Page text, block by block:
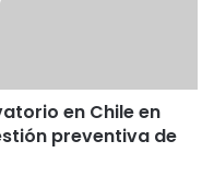
en Chile en
preventiva de